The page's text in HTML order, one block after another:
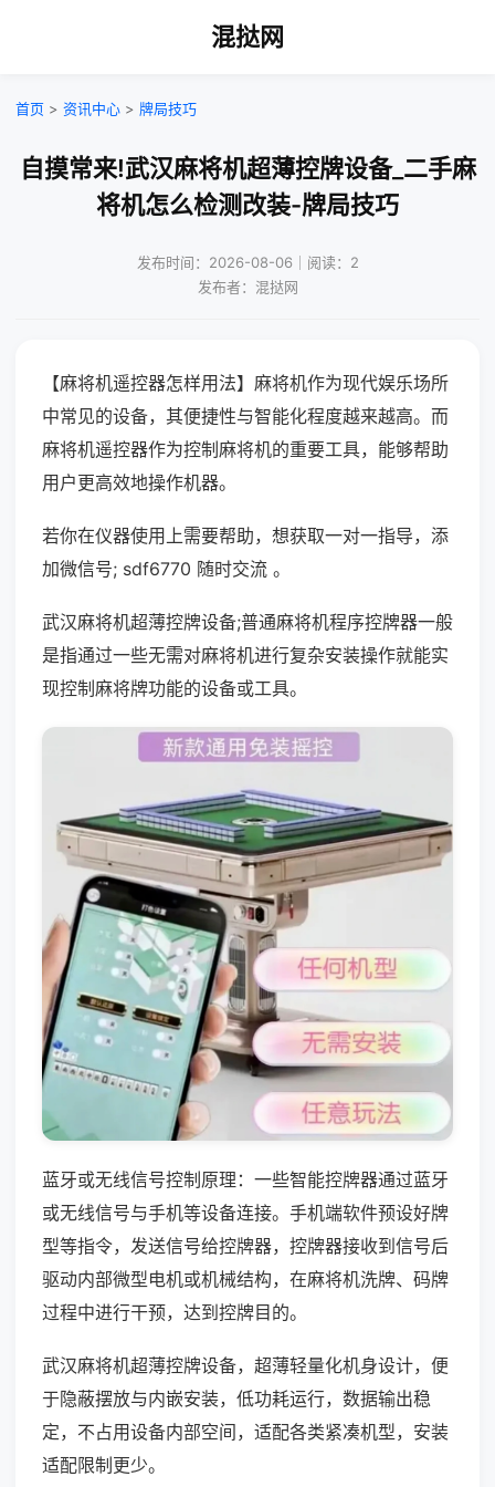
混挞网
首页 > 资讯中心 > 牌局技巧
自摸常来!武汉麻将机超薄控牌设备_二手麻
将机怎么检测改装-牌局技巧
发布时间：2026-08-06｜阅读：2
发布者：混挞网
【麻将机遥控器怎样用法】麻将机作为现代娱乐场所
中常见的设备，其便捷性与智能化程度越来越高。而
麻将机遥控器作为控制麻将机的重要工具，能够帮助
用户更高效地操作机器。
若你在仪器使用上需要帮助，想获取一对一指导，添
加微信号; sdf6770 随时交流 。
武汉麻将机超薄控牌设备;普通麻将机程序控牌器一般
是指通过一些无需对麻将机进行复杂安装操作就能实
现控制麻将牌功能的设备或工具。
蓝牙或无线信号控制原理：一些智能控牌器通过蓝牙
或无线信号与手机等设备连接。手机端软件预设好牌
型等指令，发送信号给控牌器，控牌器接收到信号后
驱动内部微型电机或机械结构，在麻将机洗牌、码牌
过程中进行干预，达到控牌目的。
武汉麻将机超薄控牌设备，超薄轻量化机身设计，便
于隐蔽摆放与内嵌安装，低功耗运行，数据输出稳
定，不占用设备内部空间，适配各类紧凑机型，安装
适配限制更少。